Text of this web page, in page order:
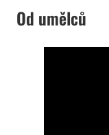
Od umělců